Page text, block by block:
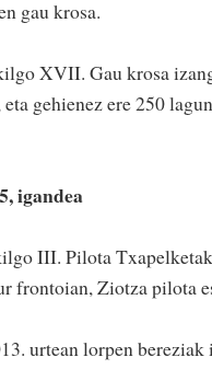
gau krosa.
XVII. Gau krosa
gehienez ere 250
igandea
III. Pilota
frontoian, Ziotza pilota
urtean lorpen bereziak